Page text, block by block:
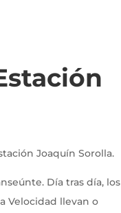
Joaquín Sorolla.
Día tras día, los
Velocidad llevan o